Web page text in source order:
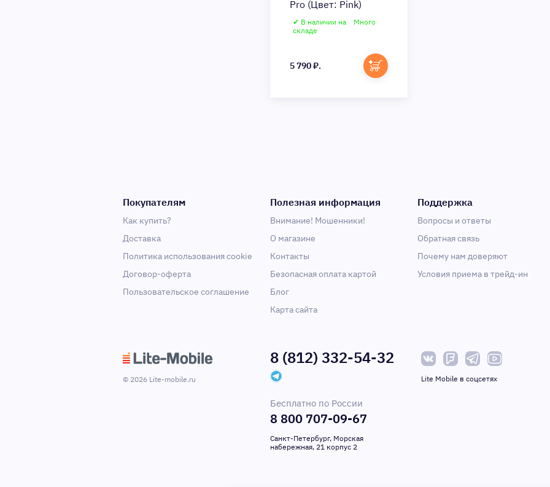
Pro (Цвет: Pink)
✔ В наличии на
складе
Много
5 790 ₽.
Покупателям
Как купить?
Доставка
Политика использования cookie
Договор-оферта
Пользовательское соглашение
Полезная информация
Внимание! Мошенники!
О магазине
Контакты
Безопасная оплата картой
Блог
Карта сайта
Поддержка
Вопросы и ответы
Обратная связь
Почему нам доверяют
Условия приема в трейд-ин
© 2026 Lite-mobile.ru
8 (812) 332-54-32
Бесплатно по России
8 800 707-09-67
Санкт-Петербург, Морская
набережная, 21 корпус 2
Lite Mobile в соцсетях